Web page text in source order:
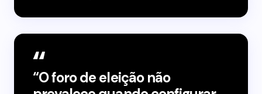
“O foro de eleição não